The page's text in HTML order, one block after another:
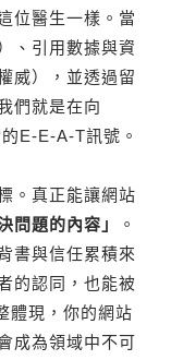
位醫生一樣。當
、引用數據與資
威），並透過留
們就是在向
E-E-A-T訊號。
。真正能讓網站
問題的內容」
。
書與信任累積來
的認同，也能被
體現，你的網站
成為領域中不可